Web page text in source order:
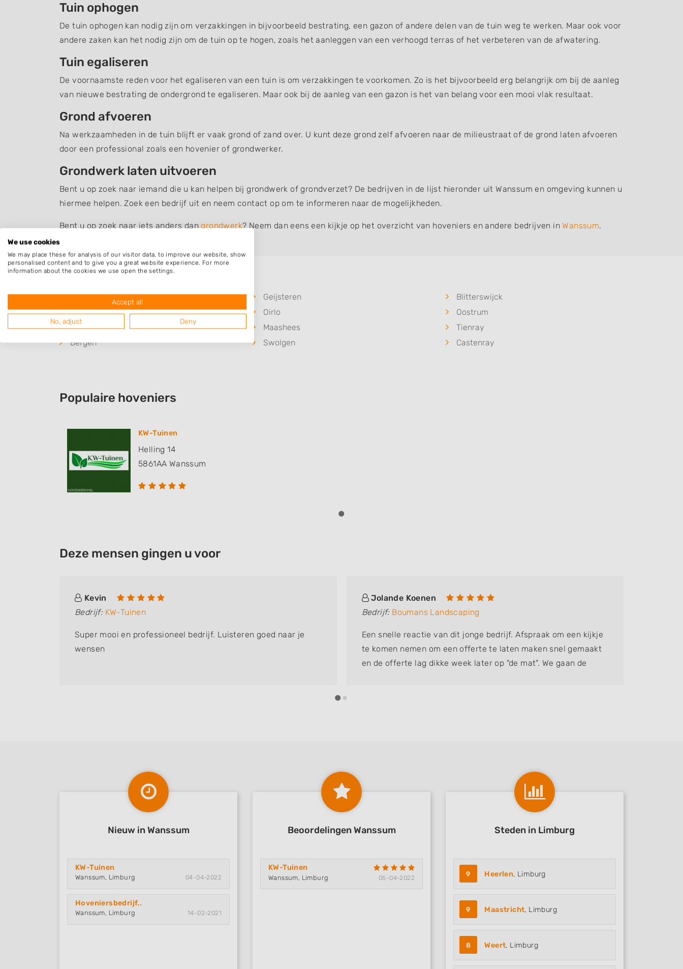
Tuin ophogen
De tuin ophogen kan nodig zijn om verzakkingen in bijvoorbeeld bestrating, een gazon of andere delen van de tuin weg te werken. Maar ook voor
andere zaken kan het nodig zijn om de tuin op te hogen, zoals het aanleggen van een verhoogd terras of het verbeteren van de afwatering.
Tuin egaliseren
De voornaamste reden voor het egaliseren van een tuin is om verzakkingen te voorkomen. Zo is het bijvoorbeeld erg belangrijk om bij de aanleg
van nieuwe bestrating de ondergrond te egaliseren. Maar ook bij de aanleg van een gazon is het van belang voor een mooi vlak resultaat.
Grond afvoeren
Na werkzaamheden in de tuin blijft er vaak grond of zand over. U kunt deze grond zelf afvoeren naar de milieustraat of de grond laten afvoeren
door een professional zoals een hovenier of grondwerker.
Grondwerk laten uitvoeren
Bent u op zoek naar iemand die u kan helpen bij grondwerk of grondverzet? De bedrijven in de lijst hieronder uit Wanssum en omgeving kunnen u
hiermee helpen. Zoek een bedrijf uit en neem contact op om te informeren naar de mogelijkheden.
Bent u op zoek naar iets anders dangrondwerk? Neem dan eens een kijkje op het overzicht van hoveniers en andere bedrijven inWanssum.
Plaatsen in de buurt
Well Geijsteren
Blitterswijck
Meerlo
Oirlo
Oostrum
Wellerlooi
Maashees
Tienray
Bergen
Swolgen Castenray
Populaire hoveniers
KW-Tuinen
Helling 14
5861AA Wanssum
Deze mensen gingen u voor
Kevin
Bedrijf: KW-Tuinen
Super mooi en professioneel bedrijf. Luisteren goed naar je
wensen
Jolande Koenen
Bedrijf: Boumans Landscaping
Een snelle reactie van dit jonge bedrijf. Afspraak om een kijkje
te komen nemen om een offerte te laten maken snel gemaakt
en de offerte lag dikke week later op "de mat". We gaan de
Nieuw in Wanssum
KW-Tuinen
Wanssum, Limburg 04-04-2022
Hoveniersbedrijf..
Wanssum, Limburg 14-02-2021
Beoordelingen Wanssum
KW-Tuinen
Wanssum, Limburg 05-04-2022
Steden in Limburg
9 Heerlen, Limburg
9 Maastricht, Limburg
8 Weert, Limburg
We use cookies
We may place these for analysis of our visitor data, to improve our website, show
personalised content and to give you a great website experience. For more
information about the cookies we use open the settings.
Accept all
No, adjust Deny